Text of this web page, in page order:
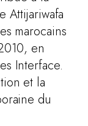
Attijariwafa
marocains
en
Interface.
et la
du